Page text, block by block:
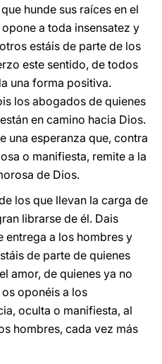
hunde sus raíces en el
a toda insensatez y
estáis de parte de los
este sentido, de todos
una forma positiva.
los abogados de quienes
en camino hacia Dios.
una esperanza que, contra
o manifiesta, remite a la
de Dios.
los que llevan la carga de
librarse de él. Dais
entrega a los hombres y
de parte de quienes
amor, de quienes ya no
oponéis a los
oculta o manifiesta, al
hombres, cada vez más